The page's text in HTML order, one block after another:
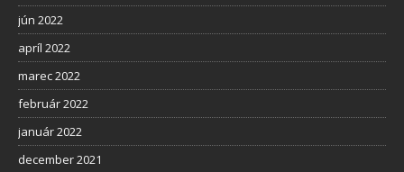
jún 2022
apríl 2022
marec 2022
február 2022
január 2022
december 2021